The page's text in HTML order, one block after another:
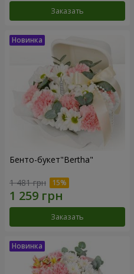
Заказать
Бенто-букет"Bertha"
1 481 грн
Заказать